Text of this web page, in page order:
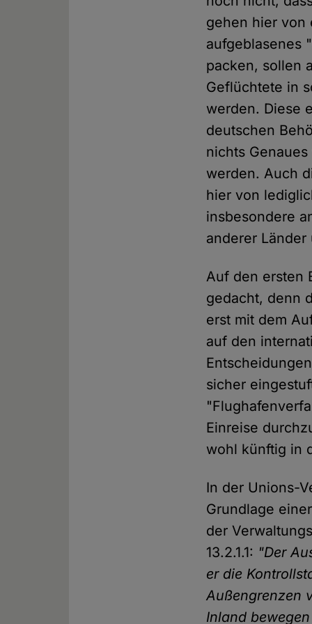
gehen hier von
aufgeblasenes
packen, sollen
Geflüchtete in
werden. Diese
deutschen
nichts
werden. Auch
hier von
insbesondere
anderer Länder
Auf den ersten
gedacht, denn
erst mit dem
auf den
sicher
Einreise
wohl künftig in
In der Unions-
Grundlage
der
13.2.1.1: "Der
er die
Außengrenzen
Inland